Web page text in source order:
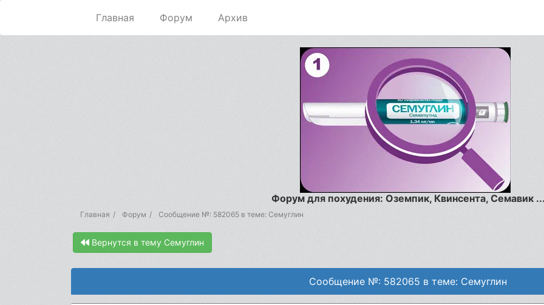
Главная Форум Архив
Форум для похудения: Оземпик, Квинсента, Семавик
Главная Форум Сообщение №: 582065 в теме: Семуглин
Вернутся в тему Семуглин
Сообщение №: 582065 в теме: Семуглин